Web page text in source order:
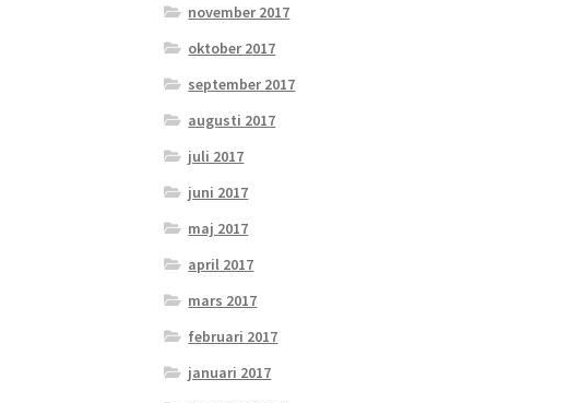
november 2017
oktober 2017
september 2017
augusti 2017
juli 2017
juni 2017
maj 2017
april 2017
mars 2017
februari 2017
januari 2017